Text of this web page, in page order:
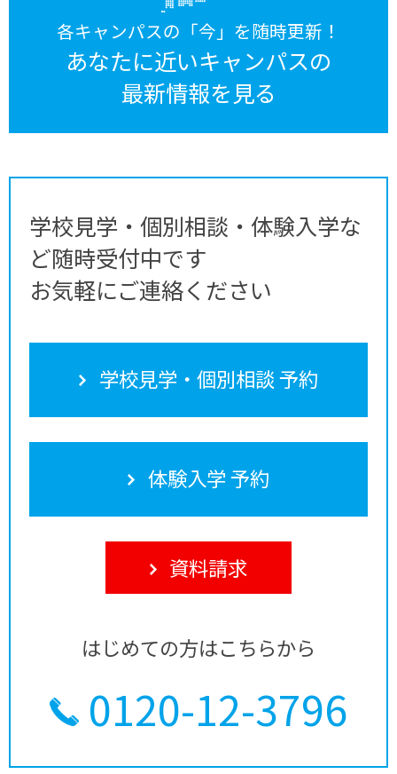
各キャンパスの「今」を随時更新！
あなたに近いキャンパスの
最新情報を見る
学校見学・個別相談・体験入学な
ど随時受付中です
お気軽にご連絡ください
学校見学・個別相談 予約
体験入学 予約
資料請求
はじめての方はこちらから
0120-12-3796